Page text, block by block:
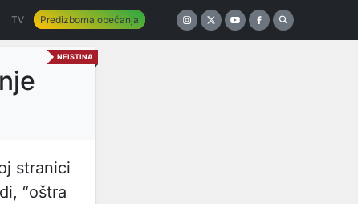
TV Predizborna obećanja
NEISTINA
stranici
“oštra